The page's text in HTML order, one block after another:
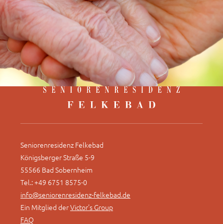
Seniorenresidenz Felkebad
Königsberger Straße 5-9
55566 Bad Sobernheim
Tel.: +49 6751 8575-0
info@seniorenresidenz-felkebad.de
Ein Mitglied derVictor’s Group
FAQ